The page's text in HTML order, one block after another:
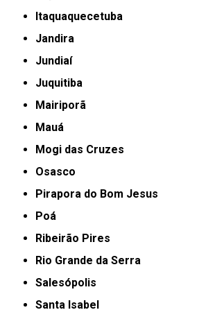
Itaquaquecetuba
Jandira
Jundiaí
Juquitiba
Mairiporã
Mauá
Mogi das Cruzes
Osasco
Pirapora do Bom Jesus
Poá
Ribeirão Pires
Rio Grande da Serra
Salesópolis
Santa Isabel